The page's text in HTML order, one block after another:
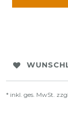
* inkl. ges. MwSt. zzgl.